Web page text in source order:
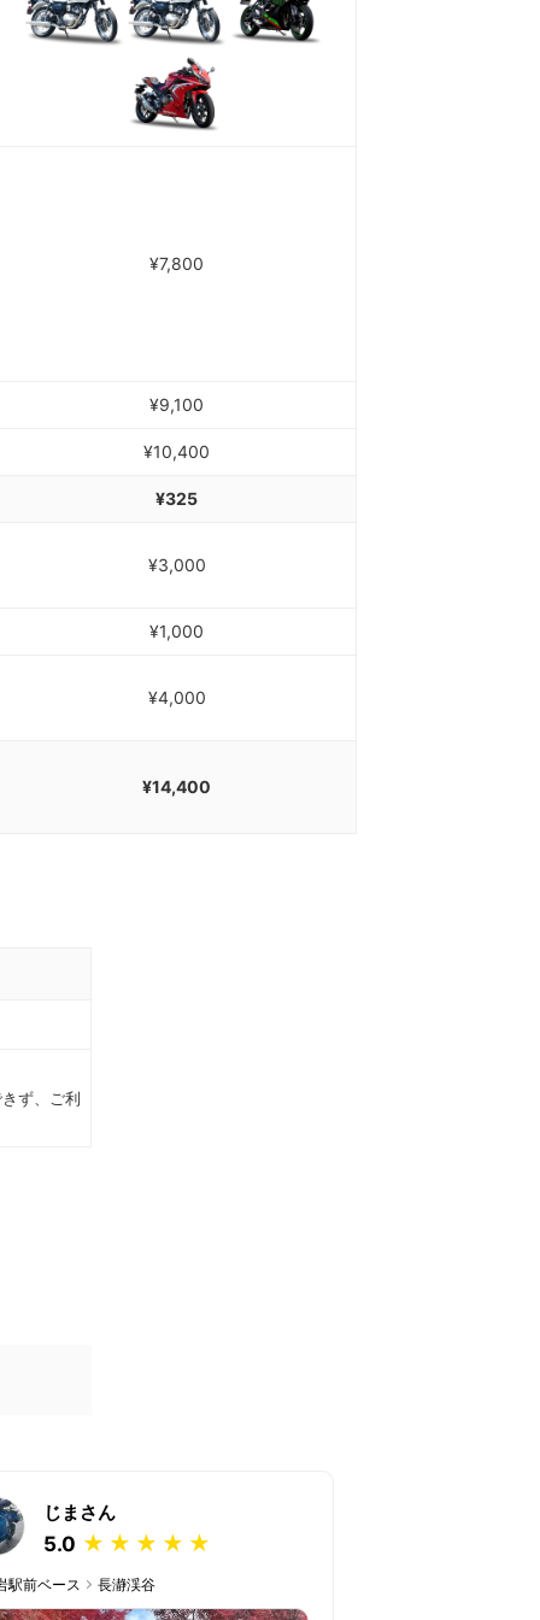
¥7,800
¥9,100
¥10,400
¥325
¥3,000
¥1,000
¥4,000
¥14,400
ず、ご利
じまさん
5.0 ★
★
★
★
★
駅前ベース 長瀞渓谷